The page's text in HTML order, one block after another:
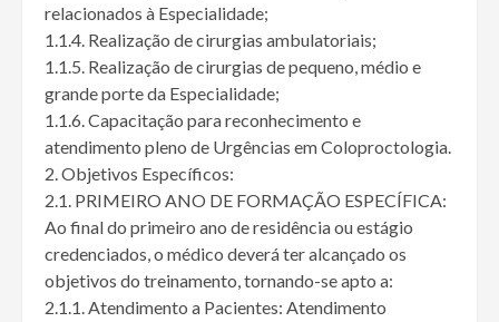
relacionados à Especialidade;
1.1.4. Realização de cirurgias ambulatoriais;
1.1.5. Realização de cirurgias de pequeno, médio e
grande porte da Especialidade;
1.1.6. Capacitação para reconhecimento e
atendimento pleno de Urgências em Coloproctologia.
2. Objetivos Específicos:
2.1. PRIMEIRO ANO DE FORMAÇÃO ESPECÍFICA:
Ao final do primeiro ano de residência ou estágio
credenciados, o médico deverá ter alcançado os
objetivos do treinamento, tornando-se apto a:
2.1.1. Atendimento a Pacientes: Atendimento